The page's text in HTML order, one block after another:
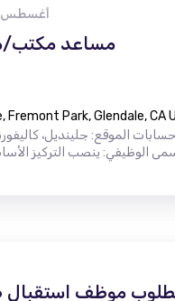
أغسطس 29, 2024, 3:42 م
مساعد مكتب/
Fremont Park, Glendale, CA
الموقع: جلينديل،
موظف استقبال